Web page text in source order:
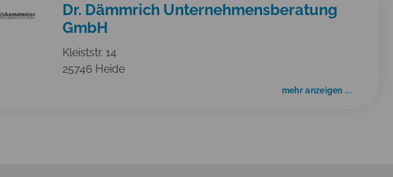
Dr. Dämmrich Unternehmensberatung
GmbH
Kleiststr. 14
25746 Heide
mehr anzeigen ...